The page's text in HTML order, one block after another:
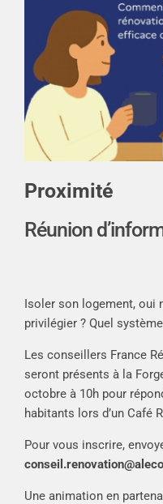
Proximité
Réunion
Isoler son logement, oui
privilégier ? Quel
Les conseillers France
seront présents à la
octobre à 10h pour
habitants lors d’un Café
Pour vous inscrire,
Une animation en